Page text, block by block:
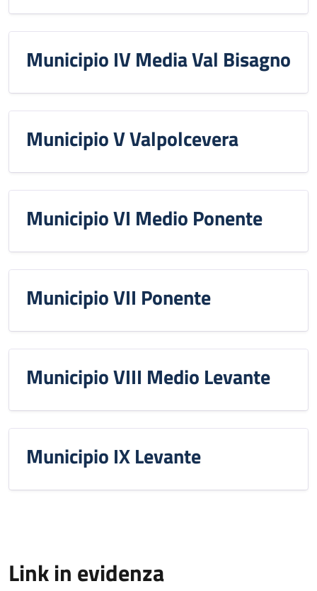
Municipio IV Media Val Bisagno
Municipio V Valpolcevera
Municipio VI Medio Ponente
Municipio VII Ponente
Municipio VIII Medio Levante
Municipio IX Levante
Link in evidenza